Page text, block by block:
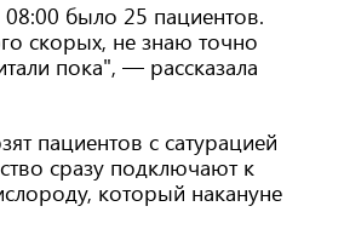
было 25 пациентов.
скорых, не знаю точно
пока", — рассказала
пациентов с сатурацией
сразу подключают к
который накануне